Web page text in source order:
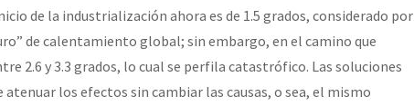
no Estado Espanhol
de la industrialización ahora es de 1.5 grados, considerado por
de calentamiento global; sin embargo, en el camino que
2.6 y 3.3 grados, lo cual se perfila catastrófico. Las soluciones
los efectos sin cambiar las causas, o sea, el mismo